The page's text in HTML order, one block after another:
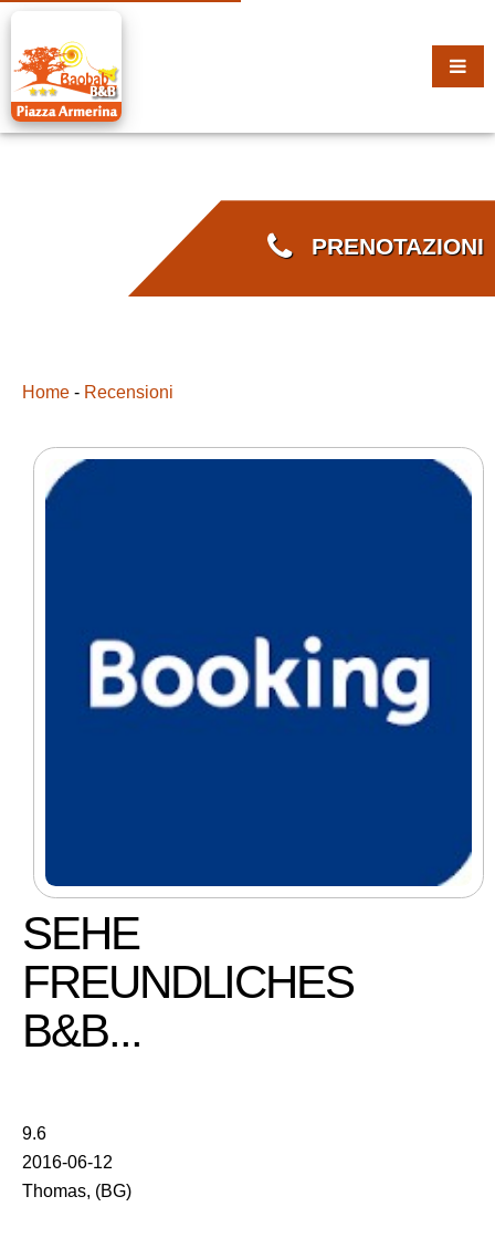
PRENOTAZIONI
Home - Recensioni
SEHE
FREUNDLICHES
B&B...
9.6
2016-06-12
Thomas, (BG)